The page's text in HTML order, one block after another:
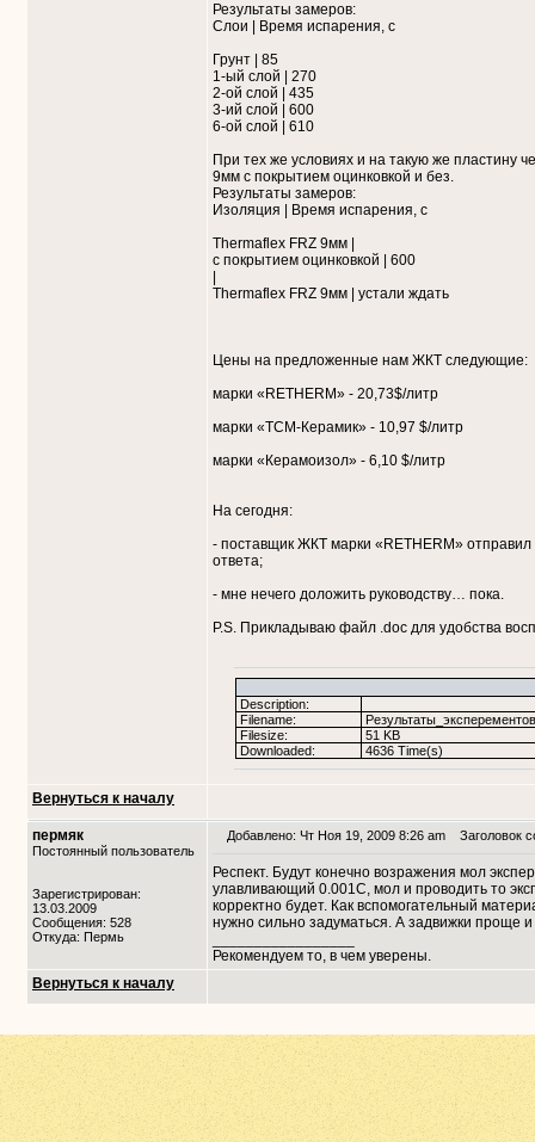
Результаты замеров:
Слои | Время испарения, с
Грунт | 85
1-ый слой | 270
2-ой слой | 435
3-ий слой | 600
6-ой слой | 610
При тех же условиях и на такую же пластину
9мм с покрытием оцинковкой и без.
Результаты замеров:
Изоляция | Время испарения, с
Thermaflex FRZ 9мм |
с покрытием оцинковкой | 600
Thermaflex FRZ 9мм | устали ждать
Цены на предложенные нам ЖКТ следующие:
марки «RETHERM» - 20,73$/литр
марки «ТСМ-Керамик» - 10,97 $/литр
марки «Керамоизол» - 6,10 $/литр
На сегодня:
- поставщик ЖКТ марки «RETHERM» отправил
ответа;
- мне нечего доложить руководству… пока.
P.S. Прикладываю файл .doc для удобства
Description:
Filename:
Filesize:
51 KB
Downloaded:
4636 Time(s)
Вернуться к началу
пермяк
Постоянный пользователь
Зарегистрирован:
13.03.2009
Сообщения: 528
Откуда: Пермь
Добавлено: Чт Ноя 19, 2009 8:26 am Заголовок
Респект. Будут конечно возражения мол
улавливающий 0.001С, мол и проводить то
корректно будет. Как вспомогательный
нужно сильно задуматься. А задвижки проще
Рекомендуем то, в чем уверены.
Вернуться к началу